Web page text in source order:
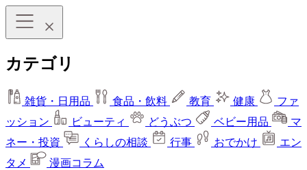
カテゴリ
雑貨・日用品 食品・飲料 教育 健康
ファ
ッション
ビューティ どうぶつ ベビー用品
マ
ネー・投資
くらしの相談 行事 おでかけ
エン
タメ
漫画コラム